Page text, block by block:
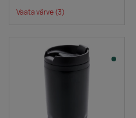
Vaata värve(3)